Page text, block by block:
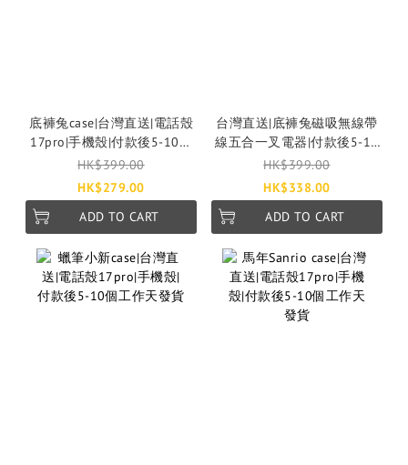
底褲兔case|台灣直送|電話殼
17pro|手機殼|付款後5-10個
工作天發貨
HK$399.00
HK$279.00
ADD TO CART
台灣直送|底褲兔磁吸無線帶
線五合一叉電器|付款後5-10
個工作天發貨
HK$399.00
HK$338.00
ADD TO CART